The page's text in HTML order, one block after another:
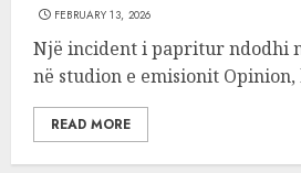
FEBRUARY 13, 2026
Një incident i papritur ndodhi
në studion e emisionit Opinion,
READ MORE